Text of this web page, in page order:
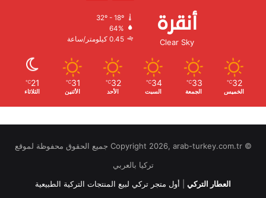
أنقرة
Clear Sky
32º - 18º
الرطوبة:
الرياح:0.45 كيلومتر/ساعة
32
℃
الخميس
33
℃
الجمعة
34
℃
السبت
32
℃
الأحد
31
℃
الأثنين
21
℃
الثلاثاء
© Copyright 2026, arab-turkey.com.tr جميع الحقوق محفوظة لموقع
تركيا بالعربي
العطار التركي
أول متجر تركي لبيع المنتجات التركية الطبيعية